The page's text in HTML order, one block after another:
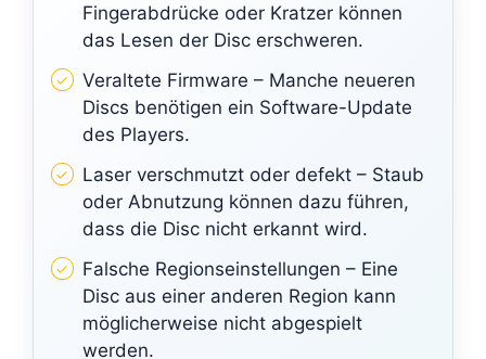
Fingerabdrücke oder Kratzer können
das Lesen der Disc erschweren.
Veraltete Firmware – Manche neueren
Discs benötigen ein Software-Update
des Players.
Laser verschmutzt oder defekt – Staub
oder Abnutzung können dazu führen,
dass die Disc nicht erkannt wird.
Falsche Regionseinstellungen – Eine
Disc aus einer anderen Region kann
möglicherweise nicht abgespielt
werden.